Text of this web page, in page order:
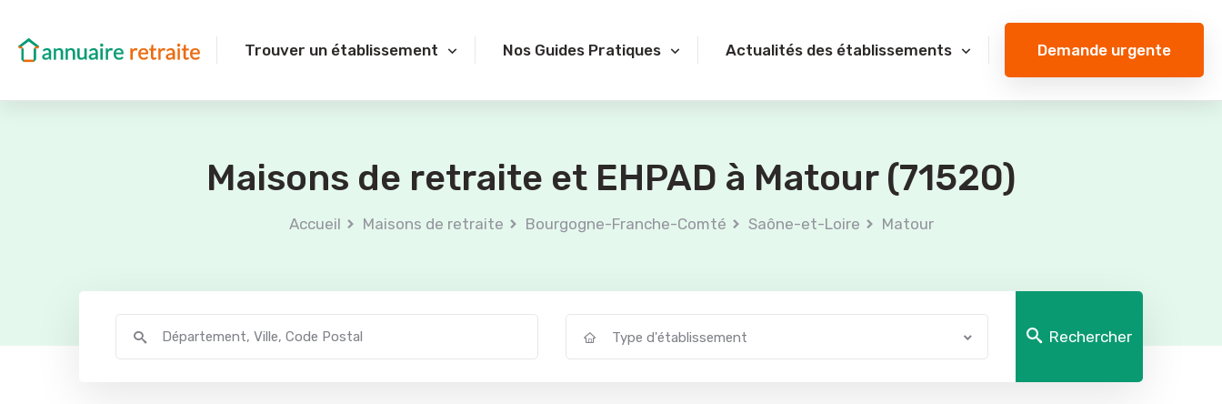
Trouver un établissement Nos Guides Pratiques Actualités des établissements Demande urgente
Maisons de retraite et EHPAD à Matour (71520)
Accueil Maisons de retraite Bourgogne-Franche-Comté Saône-et-Loire Matour
Type d'établissement Rechercher